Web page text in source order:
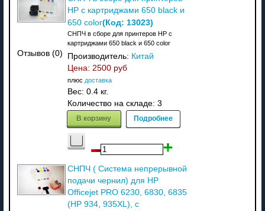
Отзывов (0)
HP с картриджами 650 black и
650 color(Код: 13023)
СНПЧ в сборе для принтеров HP с
картриджами 650 black и 650 color
Производитель: Китай
Цена: 2500 руб
плюс доставка
Вес: 0.4 кг.
Количество на складе: 3
В корзину Подробнее
СНПЧ ( Система непрерывной
подачи чернил) для HP
Officejet PRO 6230, 6830, 6835
(HP 934, 935XL), с